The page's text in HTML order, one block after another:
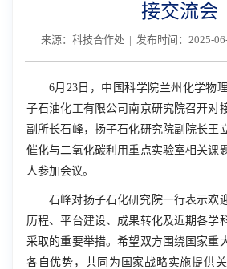
接交流会
来源：科技合作处 | 发布时间：2025-
6月 23日，中国科学院兰州化学物
子石油化工有限公司南京研究院召开对
副所长石峰，扬子石化研究院副院长王
催化与二氧化碳利用重点实验室相关课
人参加会议。
石峰对扬子石化研究院一行表示欢
历程、平台建设、成果转化及近期各学
采取的重要举措。希望双方围绕国家重
各自优势，共同为国家战略实施提供